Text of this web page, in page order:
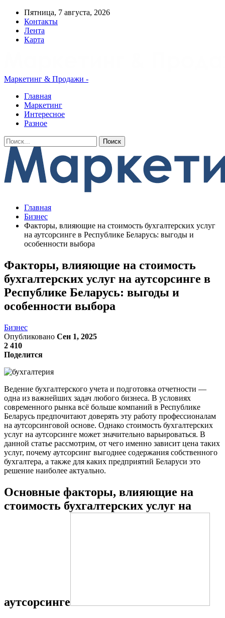
Пятница, 7 августа, 2026
Контакты
Лента
Карта
Маркетинг & Продажи -
Главная
Маркетинг
Интересное
Разное
Главная
Бизнес
Факторы, влияющие на стоимость бухгалтерских услуг
на аутсорсинге в Республике Беларусь: выгоды и
особенности выбора
Факторы, влияющие на стоимость
бухгалтерских услуг на аутсорсинге в
Республике Беларусь: выгоды и
особенности выбора
Бизнес
Опубликовано Сен 1, 2025
2 410
Поделится
Ведение бухгалтерского учета и подготовка отчетности —
одна из важнейших задач любого бизнеса. В условиях
современного рынка всё больше компаний в Республике
Беларусь предпочитают доверять эту работу профессионалам
на аутсорсинговой основе. Однако стоимость бухгалтерских
услуг на аутсорсинге может значительно варьироваться. В
данной статье рассмотрим, от чего именно зависит цена таких
услуг, почему аутсорсинг выгоднее содержания собственного
бухгалтера, а также для каких предприятий Беларуси это
решение наиболее актуально.
Основные факторы, влияющие на
стоимость бухгалтерских услуг на
аутсорсинге